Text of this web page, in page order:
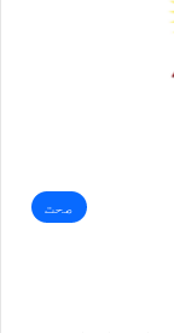
صحت